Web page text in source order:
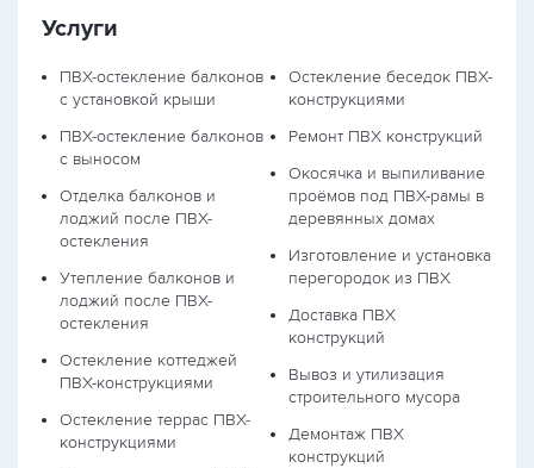
Услуги
ПВХ-остекление балконов
с установкой крыши
ПВХ-остекление балконов
с выносом
Отделка балконов и
лоджий после ПВХ-
остекления
Утепление балконов и
лоджий после ПВХ-
остекления
Остекление коттеджей
ПВХ-конструкциями
Остекление террас ПВХ-
конструкциями
Остекление беседок ПВХ-
конструкциями
Ремонт ПВХ конструкций
Окосячка и выпиливание
проёмов под ПВХ-рамы в
деревянных домах
Изготовление и установка
перегородок из ПВХ
Доставка ПВХ
конструкций
Вывоз и утилизация
строительного мусора
Демонтаж ПВХ
конструкций